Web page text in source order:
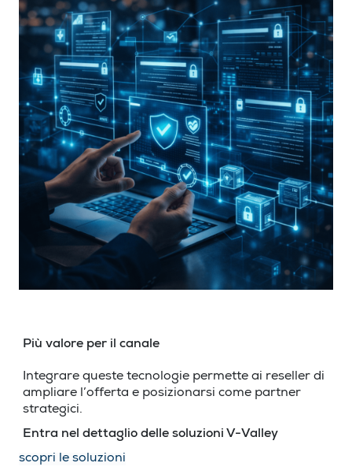
Più valore per il canale
Integrare queste tecnologie permette ai reseller di
ampliare l’offerta e posizionarsi come partner
strategici.
Entra nel dettaglio delle soluzioni V-Valley
scopri le soluzioni